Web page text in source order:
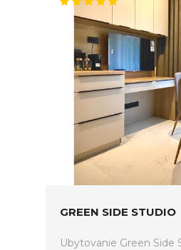
GREEN SIDE STUDIO
Ubytovanie Green Side